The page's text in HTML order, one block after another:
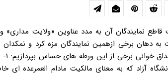
نمایندگان آن به مدد عناوین «ولایت مداری»
دهان برخی ازهمین نمایندگان مزه کرد و
تومانی دانشگاه آزاد که به معنای مالکیت مادام